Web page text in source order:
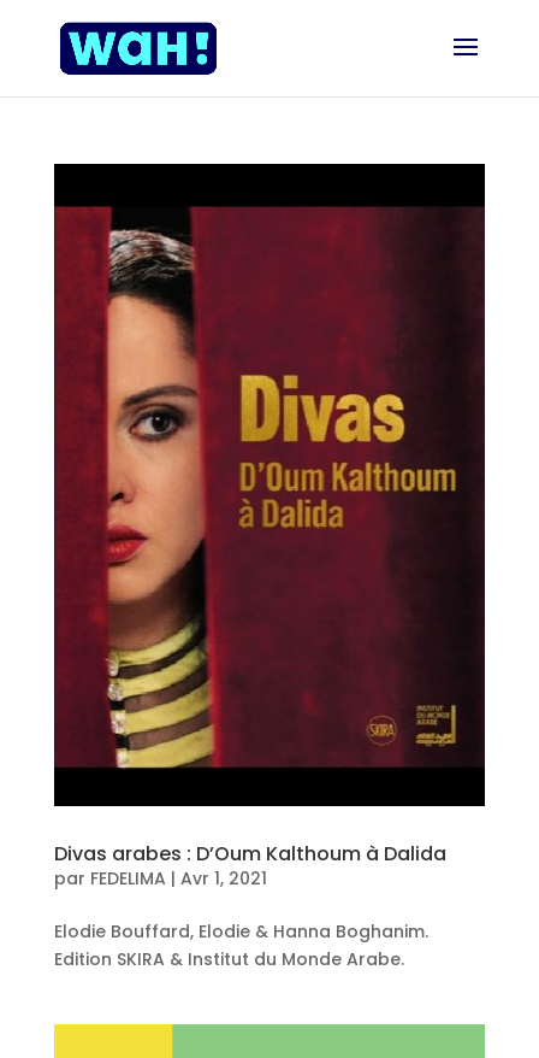
Divas arabes : D’Oum Kalthoum à Dalida
par FEDELIMA | Avr 1, 2021
Elodie Bouffard, Elodie & Hanna Boghanim.
Edition SKIRA & Institut du Monde Arabe.